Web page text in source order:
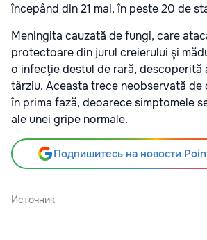
începând din 21 mai, în peste 20 de
Meningita cauzată de fungi, care
protectoare din jurul creierului şi
o infecţie destul de rară, descoperită
târziu. Aceasta trece neobservată de
în prima fază, deoarece simptomele
ale unei gripe normale.
Подпишитесь на новости
Источник